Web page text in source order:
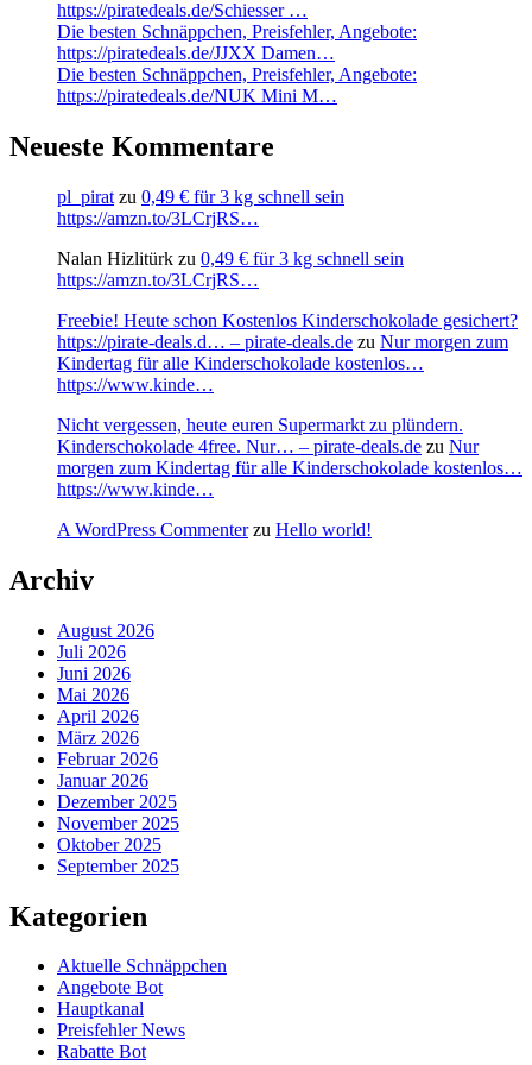
https://piratedeals.de/Schiesser …
Die besten Schnäppchen, Preisfehler, Angebote:
https://piratedeals.de/JJXX Damen…
Die besten Schnäppchen, Preisfehler, Angebote:
https://piratedeals.de/NUK Mini M…
Neueste Kommentare
pl_pirat zu 0,49 € für 3 kg schnell sein
https://amzn.to/3LCrjRS…
Nalan Hizlitürk zu 0,49 € für 3 kg schnell sein
https://amzn.to/3LCrjRS…
Freebie! Heute schon Kostenlos Kinderschokolade gesichert?
https://pirate-deals.d… – pirate-deals.de zu Nur morgen zum
Kindertag für alle Kinderschokolade kostenlos…
https://www.kinde…
Nicht vergessen, heute euren Supermarkt zu plündern.
Kinderschokolade 4free. Nur… – pirate-deals.de zu Nur
morgen zum Kindertag für alle Kinderschokolade kostenlos…
https://www.kinde…
A WordPress Commenterzu Hello world!
Archiv
August 2026
Juli 2026
Juni 2026
Mai 2026
April 2026
März 2026
Februar 2026
Januar 2026
Dezember 2025
November 2025
Oktober 2025
September 2025
Kategorien
Aktuelle Schnäppchen
Angebote Bot
Hauptkanal
Preisfehler News
Rabatte Bot